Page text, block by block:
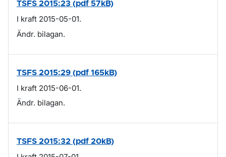
TSFS 2015:23 (pdf 57kB)
I kraft 2015-05-01.
Ändr. bilagan.
TSFS 2015:29 (pdf 165kB)
I kraft 2015-06-01.
Ändr. bilagan.
TSFS 2015:32 (pdf 20kB)